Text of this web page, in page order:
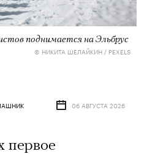
поднимается на Эльбрус
© НИКИТА ШЕЛАЙКИН / PEXELS
06 АВГУСТА 2026
первое